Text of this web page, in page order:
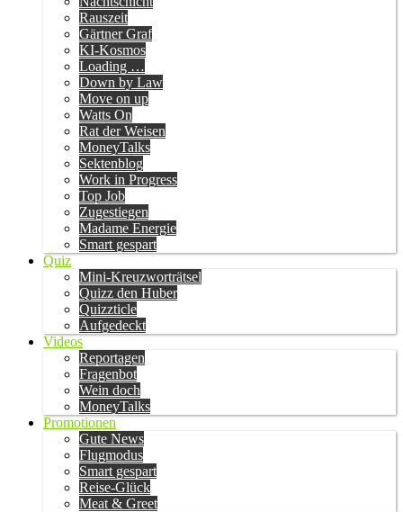
Rauszeit
Gärtner Graf
KI-Kosmos
Loading …
Down by Law
Move on up
Watts On
Rat der Weisen
MoneyTalks
Sektenblog
Work in Progress
Top Job
Zugestiegen
Madame Energie
Smart gespart
Quiz
Mini-Kreuzworträtsel
Quizz den Huber
Quizzticle
Aufgedeckt
Videos
Reportagen
Fragenbot
Wein doch
MoneyTalks
Promotionen
Gute News
Flugmodus
Smart gespart
Reise-Glück
Meat & Greet